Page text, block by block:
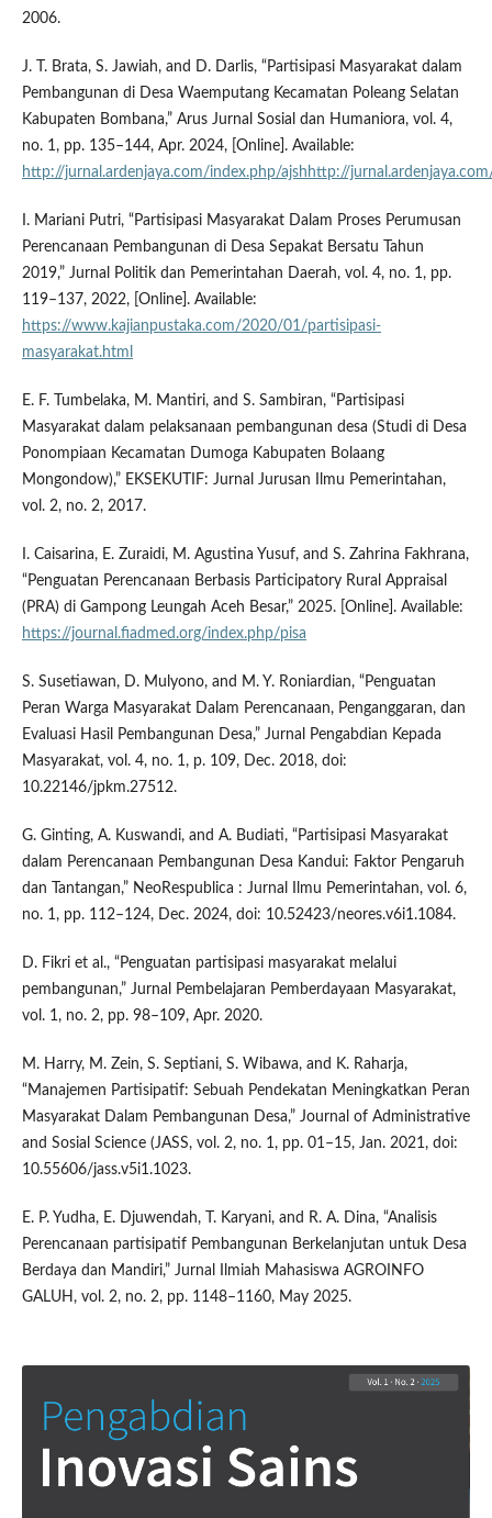
2006.
J. T. Brata, S. Jawiah, and D. Darlis, “Partisipasi Masyarakat dalam
Pembangunan di Desa Waemputang Kecamatan Poleang Selatan
Kabupaten Bombana,” Arus Jurnal Sosial dan Humaniora, vol. 4,
no. 1, pp. 135–144, Apr. 2024, [Online]. Available:
http://jurnal.ardenjaya.com/index.php/ajshhttp://
I. Mariani Putri, “Partisipasi Masyarakat Dalam Proses Perumusan
Perencanaan Pembangunan di Desa Sepakat Bersatu Tahun
2019,” Jurnal Politik dan Pemerintahan Daerah, vol. 4, no. 1, pp.
119–137, 2022, [Online]. Available:
https://www.kajianpustaka.com/2020/01/partisipasi-
masyarakat.html
E. F. Tumbelaka, M. Mantiri, and S. Sambiran, “Partisipasi
Masyarakat dalam pelaksanaan pembangunan desa (Studi di Desa
Ponompiaan Kecamatan Dumoga Kabupaten Bolaang
Mongondow),” EKSEKUTIF: Jurnal Jurusan Ilmu Pemerintahan,
vol. 2, no. 2, 2017.
I. Caisarina, E. Zuraidi, M. Agustina Yusuf, and S. Zahrina Fakhrana,
“Penguatan Perencanaan Berbasis Participatory Rural Appraisal
(PRA) di Gampong Leungah Aceh Besar,” 2025. [Online]. Available:
https://journal.fiadmed.org/index.php/pisa
S. Susetiawan, D. Mulyono, and M. Y. Roniardian, “Penguatan
Peran Warga Masyarakat Dalam Perencanaan, Penganggaran, dan
Evaluasi Hasil Pembangunan Desa,” Jurnal Pengabdian Kepada
Masyarakat, vol. 4, no. 1, p. 109, Dec. 2018, doi:
10.22146/jpkm.27512.
G. Ginting, A. Kuswandi, and A. Budiati, “Partisipasi Masyarakat
dalam Perencanaan Pembangunan Desa Kandui: Faktor Pengaruh
dan Tantangan,” NeoRespublica : Jurnal Ilmu Pemerintahan, vol. 6,
no. 1, pp. 112–124, Dec. 2024, doi: 10.52423/neores.v6i1.1084.
D. Fikri et al., “Penguatan partisipasi masyarakat melalui
pembangunan,” Jurnal Pembelajaran Pemberdayaan Masyarakat,
vol. 1, no. 2, pp. 98–109, Apr. 2020.
M. Harry, M. Zein, S. Septiani, S. Wibawa, and K. Raharja,
“Manajemen Partisipatif: Sebuah Pendekatan Meningkatkan Peran
Masyarakat Dalam Pembangunan Desa,” Journal of Administrative
and Sosial Science (JASS, vol. 2, no. 1, pp. 01–15, Jan. 2021, doi:
10.55606/jass.v5i1.1023.
E. P. Yudha, E. Djuwendah, T. Karyani, and R. A. Dina, “Analisis
Perencanaan partisipatif Pembangunan Berkelanjutan untuk Desa
Berdaya dan Mandiri,” Jurnal Ilmiah Mahasiswa AGROINFO
GALUH, vol. 2, no. 2, pp. 1148–1160, May 2025.